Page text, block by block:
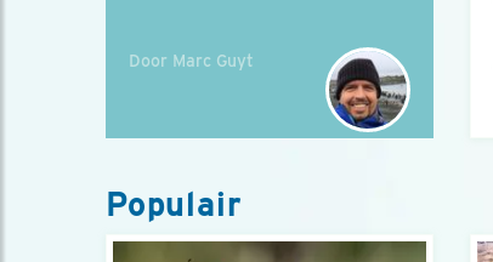
Door Marc Guyt
Populair